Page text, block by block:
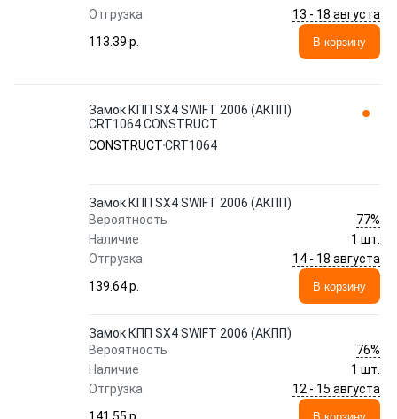
Отгрузка
13 - 18 августа
113.39 p.
В корзину
Замок КПП SX4 SWIFT 2006 (АКПП)
CRT1064 CONSTRUCT
CONSTRUCTCRT1064
Замок КПП SX4 SWIFT 2006 (АКПП)
Вероятность
77%
Наличие
1 шт.
Отгрузка
14 - 18 августа
139.64 p.
В корзину
Замок КПП SX4 SWIFT 2006 (АКПП)
Вероятность
76%
Наличие
1 шт.
Отгрузка
12 - 15 августа
В корзину